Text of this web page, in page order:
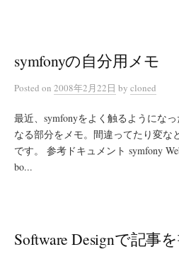
symfonyの自分用メモ
Posted on 2008年2月22日 by cloned
最近、symfonyをよく触るようにな
なる部分をメモ。間違ってたり変な
です。 参考ドキュメント symfony
bo...
Software Designで記事